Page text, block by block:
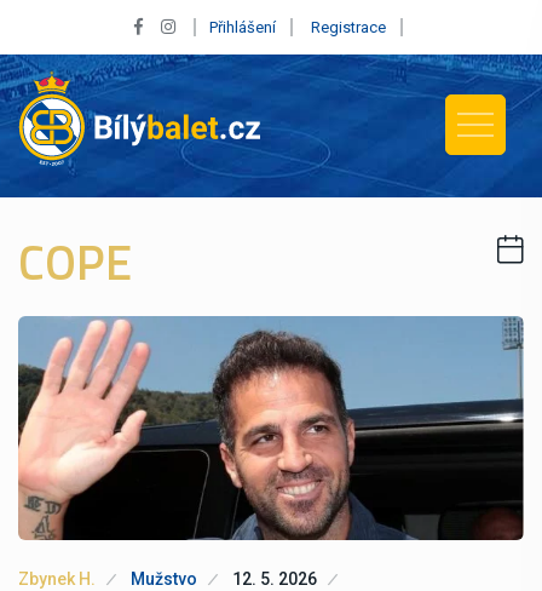
Přihlášení Registrace
COPE
Zbynek H. Mužstvo 12. 5. 2026